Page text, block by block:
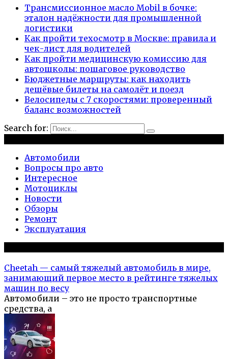
Трансмиссионное масло Mobil в бочке:
эталон надёжности для промышленной
логистики
Как пройти техосмотр в Москве: правила и
чек-лист для водителей
Как пройти медицинскую комиссию для
автошколы: пошаговое руководство
Бюджетные маршруты: как находить
дешёвые билеты на самолёт и поезд
Велосипеды с 7 скоростями: проверенный
баланс возможностей
Search for:
Автомобили
Вопросы про авто
Интересное
Мотоциклы
Новости
Обзоры
Ремонт
Эксплуатация
Cheetah — самый тяжелый автомобиль в мире,
занимающий первое место в рейтинге тяжелых
машин по весу
Автомобили – это не просто транспортные
средства, а